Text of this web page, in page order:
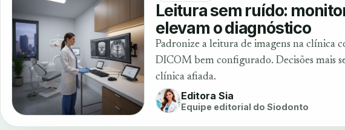
Leitura sem ruído:
elevam o diagnóstico
Padronize a leitura de imagens na clínica
DICOM bem configurado. Decisões mais
clínica afiada.
Editora Sia
Equipe editorial do Siodonto